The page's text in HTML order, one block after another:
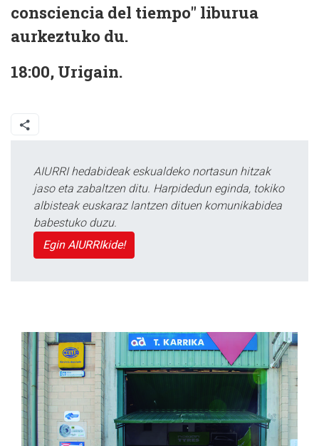
consciencia del tiempo" liburua
aurkeztuko du.
18:00, Urigain.
AIURRI hedabideak eskualdeko nortasun hitzak
jaso eta zabaltzen ditu. Harpidedun eginda, tokiko
albisteak euskaraz lantzen dituen komunikabidea
babestuko duzu.
Egin AIURRIkide!